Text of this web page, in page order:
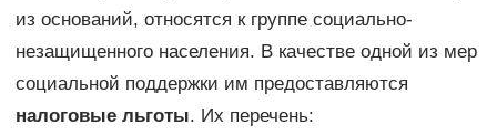
из оснований, относятся к группе социально-
незащищенного населения. В качестве одной из мер
социальной поддержки им предоставляются
налоговые льготы. Их перечень: